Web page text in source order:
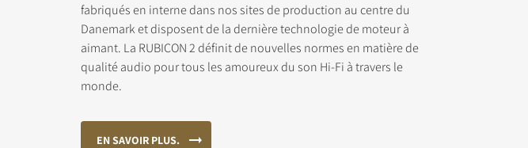
fabriqués en interne dans nos sites de production au centre du
Danemark et disposent de la dernière technologie de moteur à
aimant. La RUBICON 2 définit de nouvelles normes en matière de
qualité audio pour tous les amoureux du son Hi-Fi à travers le
monde.
EN SAVOIR PLUS.
AUX
à tous les fichiers en téléchargement